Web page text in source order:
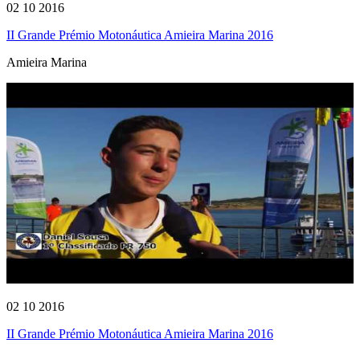
02 10 2016
II Grande Prémio Motonáutica Amieira Marina 2016
Amieira Marina
02 10 2016
II Grande Prémio Motonáutica Amieira Marina 2016